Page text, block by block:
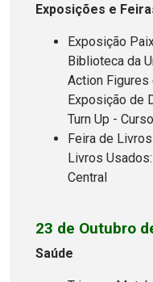
Exposições e
Exposição
Biblioteca da
Action Figures
Exposição de
Turn Up -
Feira de
Livros
Central
23 de Outubro
Saúde